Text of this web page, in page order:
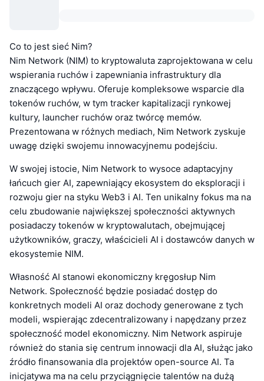
Co to jest sieć Nim?
Nim Network (NIM) to kryptowaluta zaprojektowana w celu
wspierania ruchów i zapewniania infrastruktury dla
znaczącego wpływu. Oferuje kompleksowe wsparcie dla
tokenów ruchów, w tym tracker kapitalizacji rynkowej
kultury, launcher ruchów oraz twórcę memów.
Prezentowana w różnych mediach, Nim Network zyskuje
uwagę dzięki swojemu innowacyjnemu podejściu.
W swojej istocie, Nim Network to wysoce adaptacyjny
łańcuch gier AI, zapewniający ekosystem do eksploracji i
rozwoju gier na styku Web3 i AI. Ten unikalny fokus ma na
celu zbudowanie największej społeczności aktywnych
posiadaczy tokenów w kryptowalutach, obejmującej
użytkowników, graczy, właścicieli AI i dostawców danych w
ekosystemie NIM.
Własność AI stanowi ekonomiczny kręgosłup Nim
Network. Społeczność będzie posiadać dostęp do
konkretnych modeli AI oraz dochody generowane z tych
modeli, wspierając zdecentralizowany i napędzany przez
społeczność model ekonomiczny. Nim Network aspiruje
również do stania się centrum innowacji dla AI, służąc jako
źródło finansowania dla projektów open-source AI. Ta
inicjatywa ma na celu przyciągnięcie talentów na dużą